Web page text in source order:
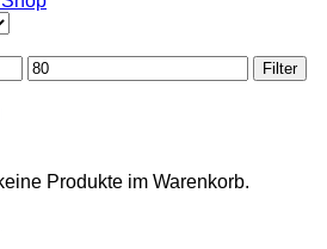
Produkte im Warenkorb.
Max.
Preis
Filter